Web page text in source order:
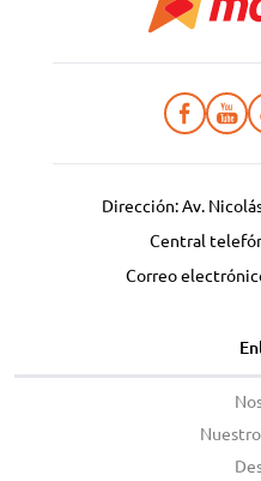
Dirección: Av.
Central
Correo